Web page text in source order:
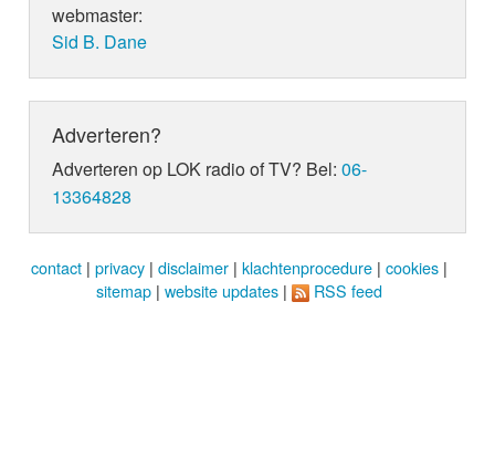
webmaster:
Sid B. Dane
Adverteren?
Adverteren op LOK radio of TV? Bel:06-
13364828
contact | privacy | disclaimer | klachtenprocedure | cookies |
sitemap | website updates | RSS feed